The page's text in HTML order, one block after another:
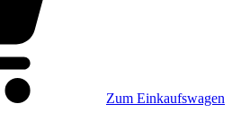
Zum Einkaufswagen